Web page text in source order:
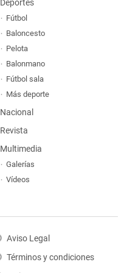
Deportes
Fútbol
Baloncesto
Pelota
Balonmano
Fútbol sala
Más deporte
Nacional
Revista
Multimedia
Galerías
Vídeos
Aviso Legal
Términos y condiciones